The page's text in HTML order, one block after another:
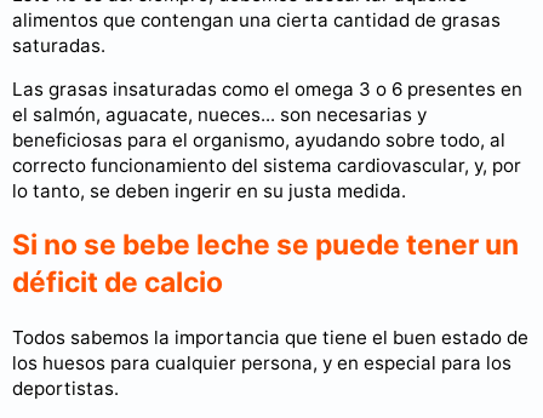
alimentos que contengan una cierta cantidad de grasas
saturadas.
Las grasas insaturadas como el omega 3 o 6 presentes en
el salmón, aguacate, nueces... son necesarias y
beneficiosas para el organismo, ayudando sobre todo, al
correcto funcionamiento del sistema cardiovascular, y, por
lo tanto, se deben ingerir en su justa medida.
Si no se bebe leche se puede tener un
déficit de calcio
Todos sabemos la importancia que tiene el buen estado de
los huesos para cualquier persona, y en especial para los
deportistas.